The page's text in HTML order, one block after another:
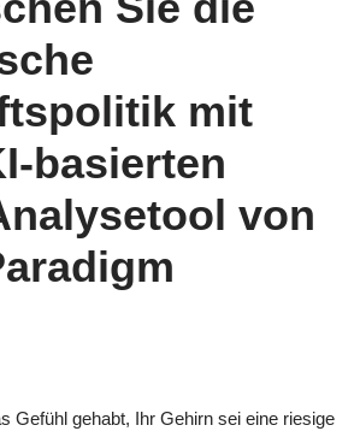
mit
basierten
von
Gefühl gehabt, Ihr Gehirn sei eine riesige